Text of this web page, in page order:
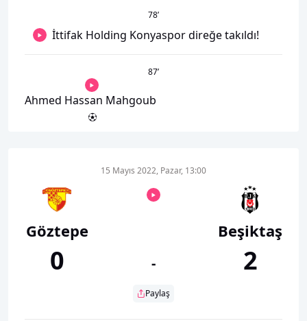
78’
İttifak Holding Konyaspor direğe takıldı!
87’
Ahmed Hassan Mahgoub
Göztepe
0
15 Mayıs 2022, Pazar, 13:00
-
Paylaş
Beşiktaş
2